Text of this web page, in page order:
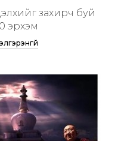
захирч буй
эрхэм